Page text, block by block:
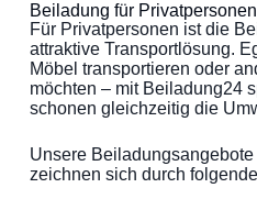
Beiladung für Privatpersonen
Für Privatpersonen ist die
attraktive Transportlösung.
Möbel transportieren oder
möchten – mit Beiladung24
schonen gleichzeitig die
Unsere
zeichnen sich durch